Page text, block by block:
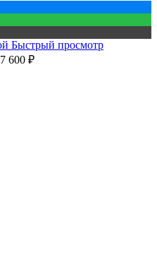
Быстрый просмотр
7 600 ₽